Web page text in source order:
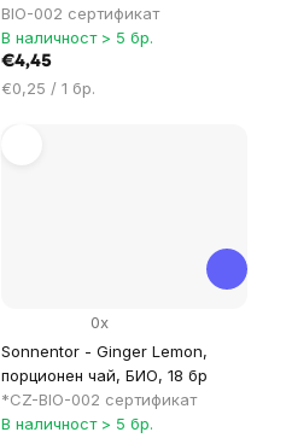
BIO-002 сертификат
В наличност > 5 бр.
€4,45
Цена
€0,25 / 1 бр.
Sonnentor - Ginger Lemon,
порционен чай, БИО, 18 бр
*CZ-BIO-002 сертификат
0x
В наличност > 5 бр.